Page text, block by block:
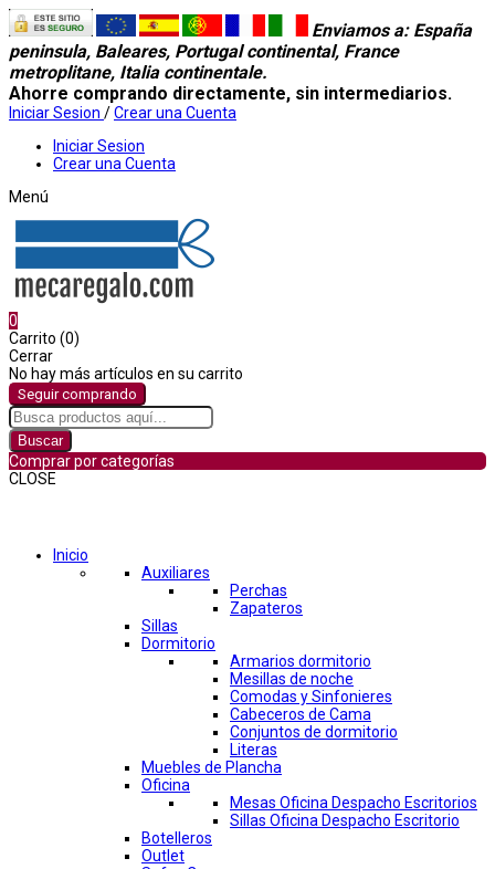
Enviamos a: España
peninsula, Baleares, Portugal continental, France
metroplitane, Italia continentale.
Ahorre comprando directamente, sin intermediarios.
Iniciar Sesion /Crear una Cuenta
Iniciar Sesion
Crear una Cuenta
Menú
0
Carrito (0)
Cerrar
No hay más artículos en su carrito
Seguir comprando
Buscar
Comprar por categorías
CLOSE
Inicio
Auxiliares
Perchas
Zapateros
Sillas
Dormitorio
Armarios dormitorio
Mesillas de noche
Comodas y Sinfonieres
Cabeceros de Cama
Conjuntos de dormitorio
Literas
Muebles de Plancha
Oficina
Mesas Oficina Despacho Escritorios
Sillas Oficina Despacho Escritorio
Botelleros
Outlet